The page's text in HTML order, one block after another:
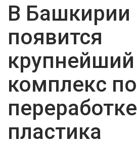
В Башкирии
появится
крупнейший
комплекс по
переработке
пластика